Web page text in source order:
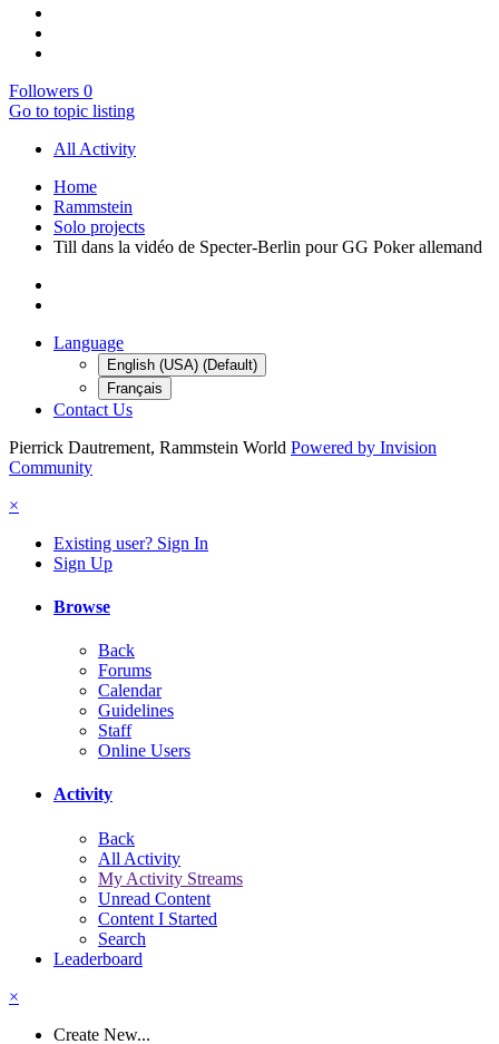
Followers 0
Go to topic listing
All Activity
Home
Rammstein
Solo projects
Till dans la vidéo de Specter-Berlin pour GG Poker allemand
Language
English (USA) (Default)
Français
Contact Us
Pierrick Dautrement, Rammstein World Powered by Invision
Community
×
Existing user? Sign In
Sign Up
Browse
Back
Forums
Calendar
Guidelines
Staff
Online Users
Activity
Back
All Activity
My Activity Streams
Unread Content
Content I Started
Search
Leaderboard
×
Create New...